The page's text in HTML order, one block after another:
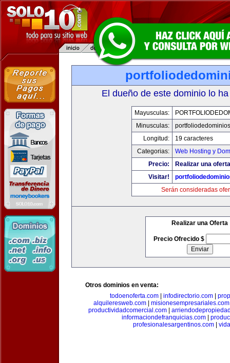
El dueño de este dominio lo
Mayusculas:
Minusculas:
Longitud:
19 caracteres
Categorias:
Web Hosting y
Precio:
Realizar una
Visitar!
Serán consideradas
Realizar una Oferta
Precio Ofrecido $
Otros dominios en venta:
todoenoferta.com
infodirectorio.com
alquileresweb.com
misionesempresariales.com
productividadcomercial.com
informaciondefranquicias.com
profesionalesargentinos.com|